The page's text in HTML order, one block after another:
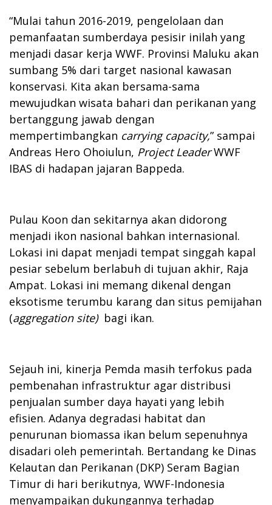
“Mulai tahun 2016-2019, pengelolaan dan
pemanfaatan sumberdaya pesisir inilah yang
menjadi dasar kerja WWF. Provinsi Maluku akan
sumbang 5% dari target nasional kawasan
konservasi. Kita akan bersama-sama
mewujudkan wisata bahari dan perikanan yang
bertanggung jawab dengan
mempertimbangkan carrying capacity,” sampai
Andreas Hero Ohoiulun, Project LeaderWWF
IBAS di hadapan jajaran Bappeda.
Pulau Koon dan sekitarnya akan didorong
menjadi ikon nasional bahkan internasional.
Lokasi ini dapat menjadi tempat singgah kapal
pesiar sebelum berlabuh di tujuan akhir, Raja
Ampat. Lokasi ini memang dikenal dengan
eksotisme terumbu karang dan situs pemijahan
(aggregation site) bagi ikan.
Sejauh ini, kinerja Pemda masih terfokus pada
pembenahan infrastruktur agar distribusi
penjualan sumber daya hayati yang lebih
efisien. Adanya degradasi habitat dan
penurunan biomassa ikan belum sepenuhnya
disadari oleh pemerintah. Bertandang ke Dinas
Kelautan dan Perikanan (DKP) Seram Bagian
Timur di hari berikutnya, WWF-Indonesia
menyampaikan dukungannya terhadap